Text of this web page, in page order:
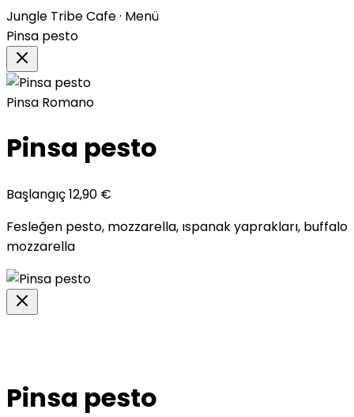
Jungle Tribe Cafe · Menü
Pinsa pesto
Pinsa Romano
Pinsa pesto
Başlangıç12,90 €
Fesleğen pesto, mozzarella, ıspanak yaprakları, buffalo
mozzarella
Pinsa pesto